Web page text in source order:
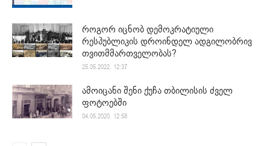
როგორ იცნობ დემოკრატიული
რესპუბლიკის დროინდელ ადგილობრივ
თვითმმართველობას?
25.05.2022. 12:37
ამოიცანი შენი ქუჩა თბილისის ძველ
ფოტოებში
04.05.2020. 12:58